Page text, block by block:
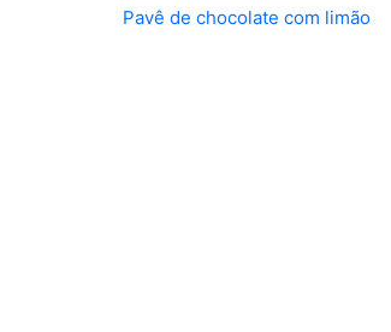
Pavê de chocolate com limão